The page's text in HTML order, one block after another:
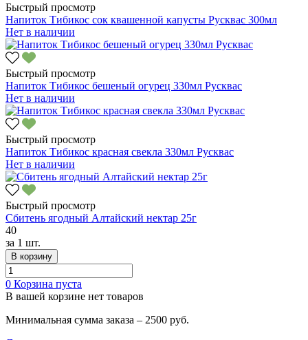
Быстрый просмотр
Напиток Тибикос сок квашенной капусты Русквас 300мл
Нет в наличии
Быстрый просмотр
Напиток Тибикос бешеный огурец 330мл Русквас
Нет в наличии
Быстрый просмотр
Напиток Тибикос красная свекла 330мл Русквас
Нет в наличии
Быстрый просмотр
Сбитень ягодный Алтайский нектар 25г
40
за 1 шт.
В корзину
0 Корзина пуста
В вашей корзине нет товаров
Минимальная сумма заказа – 2500 руб.